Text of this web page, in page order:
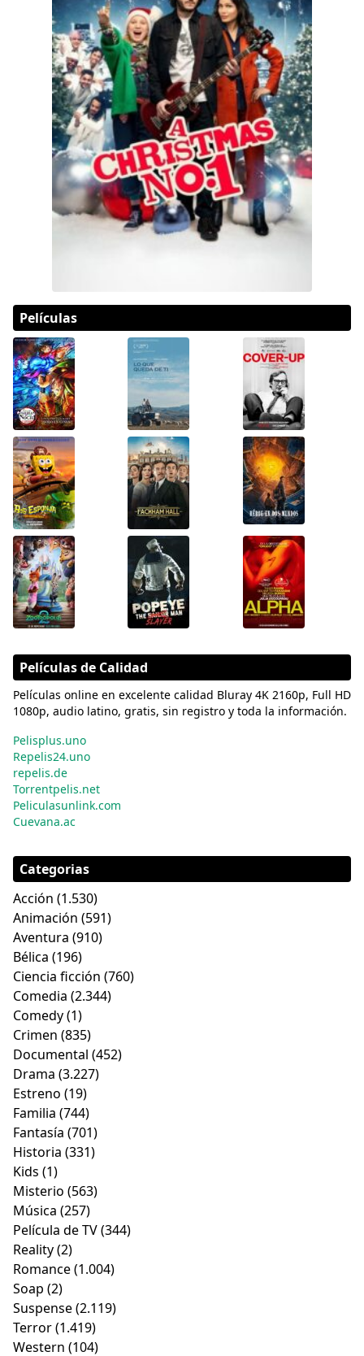
Películas
Películas de Calidad
Películas online en excelente calidad Bluray 4K 2160p, Full HD
1080p, audio latino, gratis, sin registro y toda la información.
Pelisplus.uno
Repelis24.uno
repelis.de
Torrentpelis.net
Peliculasunlink.com
Cuevana.ac
Categorias
Acción (1.530)
Animación (591)
Aventura (910)
Bélica (196)
Ciencia ficción (760)
Comedia (2.344)
Comedy(1)
Crimen (835)
Documental (452)
Drama (3.227)
Estreno (19)
Familia (744)
Fantasía (701)
Historia (331)
Kids (1)
Misterio (563)
Música (257)
Película de TV(344)
Reality(2)
Romance(1.004)
Soap (2)
Suspense(2.119)
Terror(1.419)
Western (104)